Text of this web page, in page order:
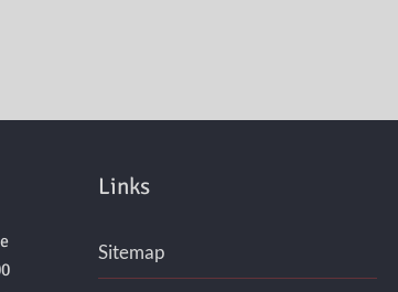
Links
Sitemap